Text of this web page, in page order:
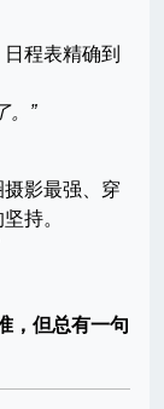
程表精确到
。”
影最强、穿
持。
，但总有一句